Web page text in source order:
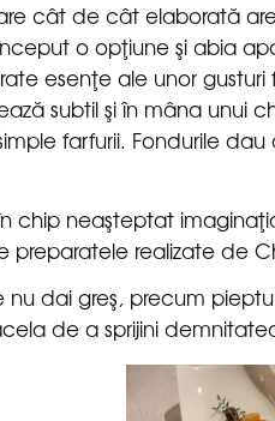
cât de cât elaborată
o opţiune şi abia
esenţe ale unor
subtil şi în mâna unui
farfurii. Fondurile
chip neaşteptat
preparatele realizate de
nu dai greş, precum